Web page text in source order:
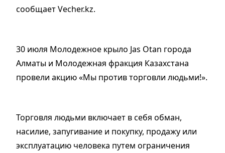
сообщает Vecher.kz.
30 июля Молодежное крыло Jas Otan города
Алматы и Молодежная фракция Казахстана
провели акцию «Мы против торговли людьми!».
Торговля людьми включает в себя обман,
насилие, запугивание и покупку, продажу или
эксплуатацию человека путем ограничения